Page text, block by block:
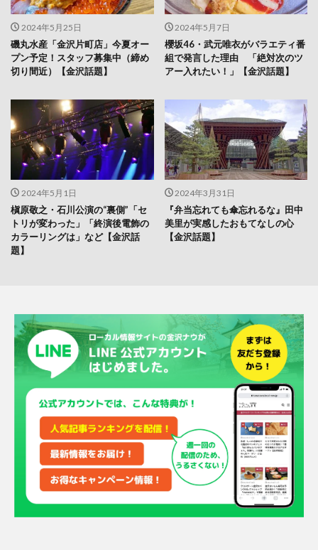
2024年5月25日
磯丸水産「金沢片町店」今夏オー
プン予定！スタッフ募集中（締め
切り間近）【金沢話題】
2024年5月7日
櫻坂46・武元唯衣がバラエティ番
組で発言した理由 「絶対次のツ
アー入れたい！」【金沢話題】
2024年5月1日
槇原敬之・石川公演の“裏側”「セ
トリが変わった」「終演後電飾の
カラーリングは」など【金沢話
題】
2024年3月31日
『弁当忘れても傘忘れるな』田中
美里が実感したおもてなしの心
【金沢話題】